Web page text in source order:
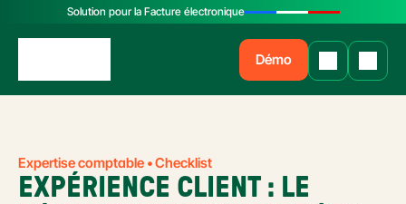
Solution pour la Facture électronique
Démo
Expertise comptable • Checklist
EXPÉRIENCE CLIENT : LE